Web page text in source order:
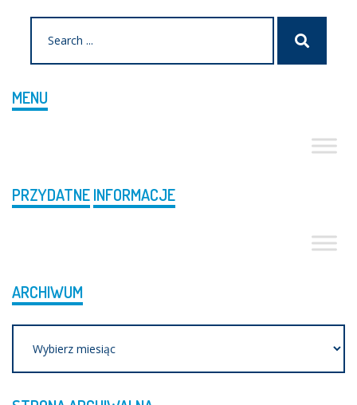
MENU
PRZYDATNEINFORMACJE
ARCHIWUM